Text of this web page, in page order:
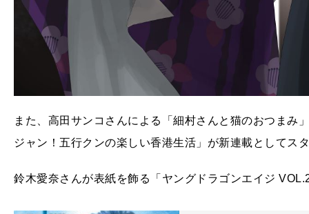
また、高田サンコさんによる「細村さんと猫のおつまみ
ジャン！五行クンの楽しい香港生活」が新連載としてス
鈴木愛奈さんが表紙を飾る「ヤングドラゴンエイジ